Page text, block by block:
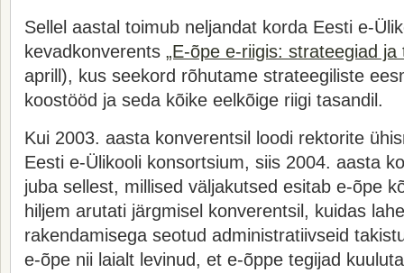
Sellel aastal toimub neljandat korda Eesti e-
kevadkonverents „E-õpe e-riigis: strateegiad ja
aprill), kus seekord rõhutame strateegiliste
koostööd ja seda kõike eelkõige riigi tasandil.
Kui 2003. aasta konverentsil loodi rektorite
Eesti e-Ülikooli konsortsium, siis 2004. aasta
juba sellest, millised väljakutsed esitab e-õpe
hiljem arutati järgmisel konverentsil, kuidas
rakendamisega seotud administratiivseid
e-õpe nii laialt levinud, et e-õppe tegijad